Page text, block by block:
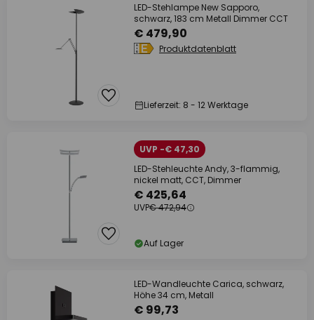
LED-Stehlampe New Sapporo,
schwarz, 183 cm Metall Dimmer CCT
€ 479,90
Produktdatenblatt
Lieferzeit: 8 - 12 Werktage
UVP -€ 47,30
LED-Stehleuchte Andy, 3-flammig,
nickel matt, CCT, Dimmer
€ 425,64
UVP€ 472,94
Auf Lager
LED-Wandleuchte Carica, schwarz,
Höhe 34 cm, Metall
€ 99,73